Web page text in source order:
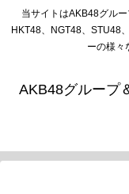
当サイトはAKB48グル
HKT48、NGT48、STU48
ーの様々
AKB48グループ